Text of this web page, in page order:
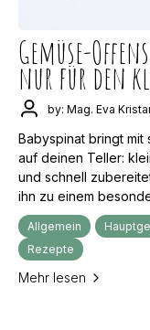
Gemüse-
nur für den
by: Mag. Eva
Babyspinat bringt mit
auf deinen Teller:
und schnell
ihn zu einem
Allgemein
Rezepte
Mehr lesen